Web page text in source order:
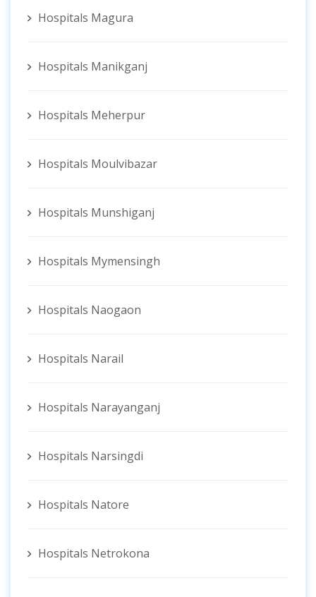
Hospitals Magura
Hospitals Manikganj
Hospitals Meherpur
Hospitals Moulvibazar
Hospitals Munshiganj
Hospitals Mymensingh
Hospitals Naogaon
Hospitals Narail
Hospitals Narayanganj
Hospitals Narsingdi
Hospitals Natore
Hospitals Netrokona